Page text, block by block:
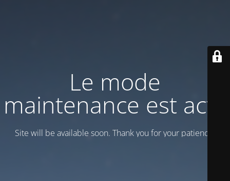
Le mode
maintenance est actif
Site will be available soon. Thank you for your patience!